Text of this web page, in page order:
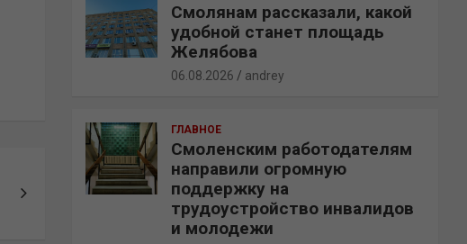
Смолянам рассказали, какой
удобной станет площадь
Желябова
06.08.2026 andrey
ГЛАВНОЕ
Смоленским работодателям
направили огромную
поддержку на
трудоустройство инвалидов
и молодежи